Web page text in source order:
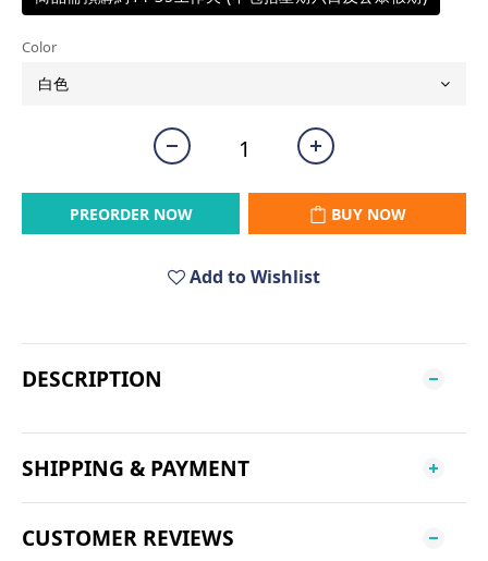
Color
PREORDER NOW BUY NOW
Add to Wishlist
DESCRIPTION
SHIPPING & PAYMENT
CUSTOMER REVIEWS